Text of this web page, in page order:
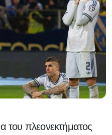
του πλεονεκτήματος